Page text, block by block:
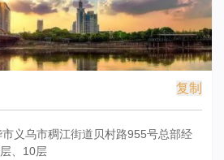
复制
义乌市稠江街道贝村路955号总部经
、10层